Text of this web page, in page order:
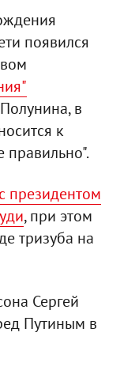
появился
в
к
правильно".
президентом
, при этом
тризуба на
Сергей
Путиным в